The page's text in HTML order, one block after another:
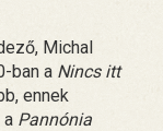
Michal
ban a Nincs itt
ennek
a Pannónia